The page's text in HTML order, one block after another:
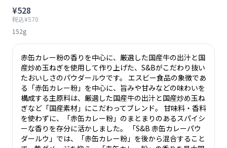
¥528
税込¥570
152g
赤缶カレー粉の香りを中心に、厳選した国産牛の出汁と国
産炒め玉ねぎを使用して作り上げた、S&Bがこだわり抜い
たおいしさのパウダールウです。 エスビー食品の象徴であ
る「赤缶カレー粉」を中心に、旨みや甘みなどの味わいを
構成する主原料は、厳選した国産牛の出汁と国産炒め玉ね
ぎなど「国産素材」にこだわってブレンド。 甘味料・香料
を使わずに、「赤缶カレー粉」のまとまりのあるスパイシ
ーな香りを存分に活かしました。 「S&B 赤缶カレーパウ
ダールウ」では、「赤缶カレー粉」を後から混合すること